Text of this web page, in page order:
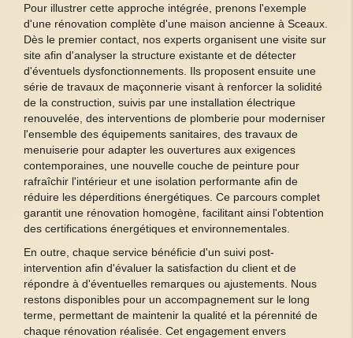
Pour illustrer cette approche intégrée, prenons l'exemple
d'une rénovation complète d'une maison ancienne à Sceaux.
Dès le premier contact, nos experts organisent une visite sur
site afin d'analyser la structure existante et de détecter
d'éventuels dysfonctionnements. Ils proposent ensuite une
série de travaux de maçonnerie visant à renforcer la solidité
de la construction, suivis par une installation électrique
renouvelée, des interventions de plomberie pour moderniser
l'ensemble des équipements sanitaires, des travaux de
menuiserie pour adapter les ouvertures aux exigences
contemporaines, une nouvelle couche de peinture pour
rafraîchir l'intérieur et une isolation performante afin de
réduire les déperditions énergétiques. Ce parcours complet
garantit une rénovation homogène, facilitant ainsi l'obtention
des certifications énergétiques et environnementales.
En outre, chaque service bénéficie d'un suivi post-
intervention afin d'évaluer la satisfaction du client et de
répondre à d'éventuelles remarques ou ajustements. Nous
restons disponibles pour un accompagnement sur le long
terme, permettant de maintenir la qualité et la pérennité de
chaque rénovation réalisée. Cet engagement envers